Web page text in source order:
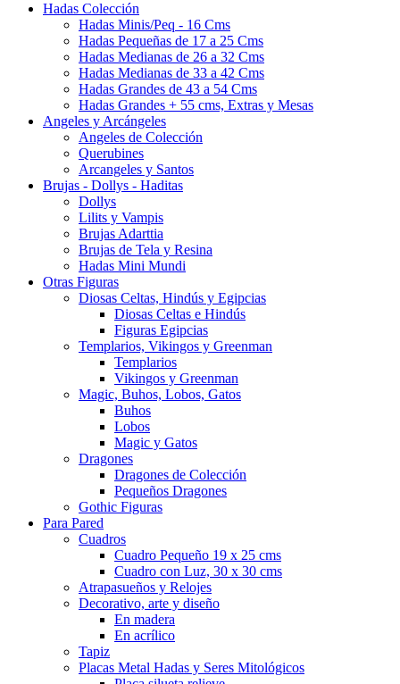
Hadas Colección
Hadas Minis/Peq - 16 Cms
Hadas Pequeñas de 17 a 25 Cms
Hadas Medianas de 26 a 32 Cms
Hadas Medianas de 33 a 42 Cms
Hadas Grandes de 43 a 54 Cms
Hadas Grandes + 55 cms, Extras y Mesas
Angeles y Arcángeles
Angeles de Colección
Querubines
Arcangeles y Santos
Brujas - Dollys - Haditas
Dollys
Lilits y Vampis
Brujas Adarttia
Brujas de Tela y Resina
Hadas Mini Mundi
Otras Figuras
Diosas Celtas, Hindús y Egipcias
Diosas Celtas e Hindús
Figuras Egipcias
Templarios, Vikingos y Greenman
Templarios
Vikingos y Greenman
Magic, Buhos, Lobos, Gatos
Buhos
Lobos
Magic y Gatos
Dragones
Dragones de Colección
Pequeños Dragones
Gothic Figuras
Para Pared
Cuadros
Cuadro Pequeño 19 x 25 cms
Cuadro con Luz, 30 x 30 cms
Atrapasueños y Relojes
Decorativo, arte y diseño
En madera
En acrílico
Tapiz
Placas Metal Hadas y Seres Mitológicos